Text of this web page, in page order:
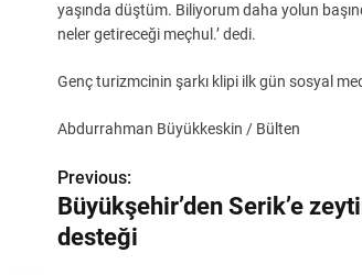
yaşında düştüm. Biliyorum daha yolun
neler getireceği meçhul.’ dedi.
Genç turizmcinin şarkı klipi ilk gün sosyal
Abdurrahman Büyükkeskin / Bülten
Y
a
Previous:
Büyükşehir’den Serik’e
desteği